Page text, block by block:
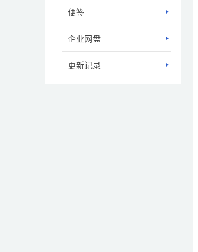
便签
企业网盘
更新记录